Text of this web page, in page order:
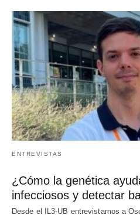
ENTREVISTAS
¿Cómo la genética
infecciosos y detectar
Desde el IL3-UB entrevistamos a